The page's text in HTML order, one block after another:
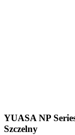
YUASA NP
Szczelny